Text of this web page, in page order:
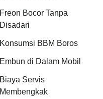
Freon Bocor Tanpa
Disadari
Konsumsi BBM Boros
Embun di Dalam Mobil
Biaya Servis
Membengkak